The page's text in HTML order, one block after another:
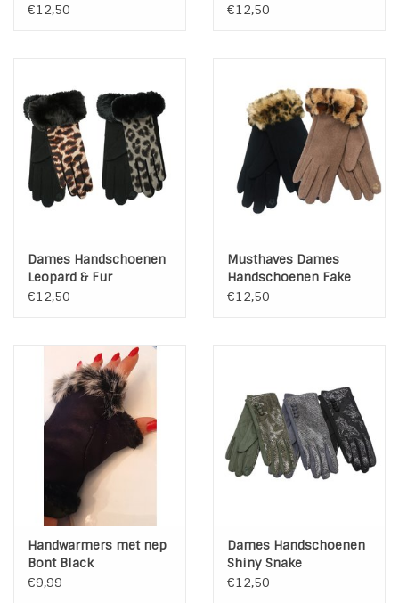
€12,50
€12,50
Dames Handschoenen
Leopard & Fur
€12,50
Musthaves Dames
Handschoenen Fake
Fur Black-Brown
€12,50
Handwarmers met nep
Bont Black
€9,99
Dames Handschoenen
Shiny Snake
€12,50